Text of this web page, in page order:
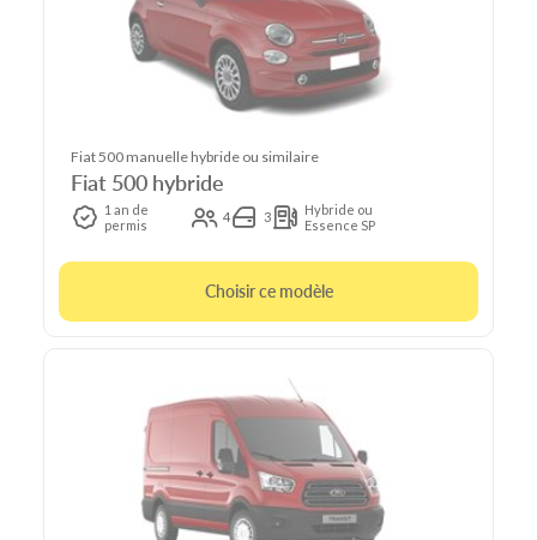
Fiat 500 manuelle hybride ou similaire
Fiat 500 hybride
1 an de
permis
4 3
Hybride ou
Essence SP
Choisir ce modèle